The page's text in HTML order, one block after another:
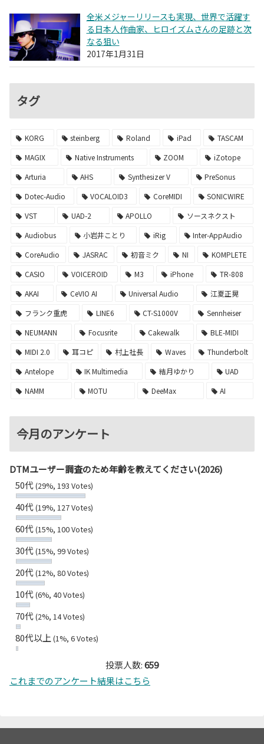
全米メジャーリリースも実現、世界で活躍す
る日本人作曲家、ヒロイズムさんの足跡と次
なる狙い
2017年1月31日
タグ
KORG steinberg Roland iPad
TASCAM
MAGIX
Native Instruments ZOOM
iZotope
Arturia
AHS Synthesizer V
PreSonus
Dotec-Audio
VOCALOID3 CoreMIDI
SONICWIRE
VST
UAD-2 APOLLO
ソースネクスト
Audiobus
小岩井ことり iRig
Inter-AppAudio
CoreAudio
JASRAC 初音ミク NI
KOMPLETE
CASIO
VOICEROID M3 iPhone
TR-808
AKAI
CeVIO AI Universal Audio
江夏正晃
フランク重虎
LINE6 CT-S1000V
Sennheiser
NEUMANN
Focusrite Cakewalk
BLE-MIDI
MIDI 2.0
耳コピ 村上社長 Waves
Thunderbolt
Antelope
IK Multimedia 結月ゆかり
UAD
NAMM
MOTU DeeMax AI
今月のアンケート
DTMユーザー調査のため年齢を教えてください(2026)
50代(29%, 193 Votes)
40代(19%, 127 Votes)
60代(15%, 100 Votes)
30代(15%, 99 Votes)
20代(12%, 80 Votes)
10代(6%, 40 Votes)
70代(2%, 14 Votes)
80代以上 (1%, 6 Votes)
投票人数:659
これまでのアンケート結果はこちら